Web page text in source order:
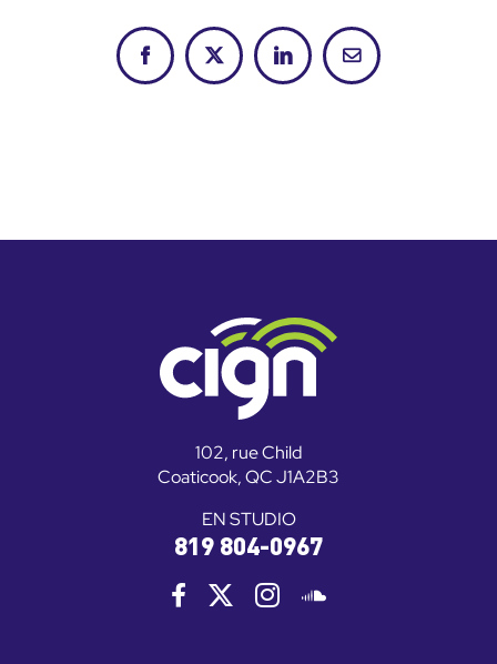
FacebookX LinkedInCourriel
102, rue Child
Coaticook, QC J1A2B3
EN STUDIO
819 804-0967